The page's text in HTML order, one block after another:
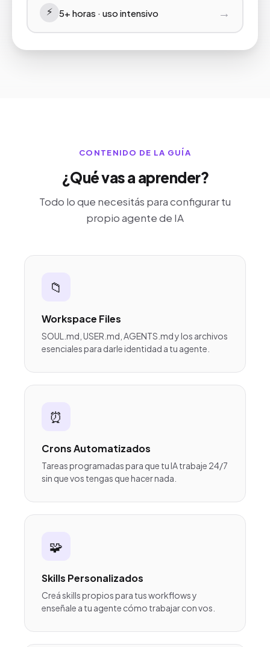
⚡ 5+ horas · uso intensivo →
CONTENIDO DE LA GUÍA
¿Qué vas a aprender?
Todo lo que necesitás para configurar tu
propio agente de IA
📁
Workspace Files
SOUL.md, USER.md, AGENTS.md y los archivos
esenciales para darle identidad a tu agente.
⏰
Crons Automatizados
Tareas programadas para que tu IA trabaje 24/7
sin que vos tengas que hacer nada.
🧩
Skills Personalizados
Creá skills propios para tus workflows y
enseñale a tu agente cómo trabajar con vos.